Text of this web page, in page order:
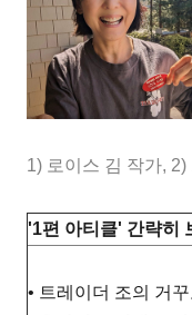
1) 로이스 김 작가,
'1편 아티클' 간략히
• 트레이더 조의 거